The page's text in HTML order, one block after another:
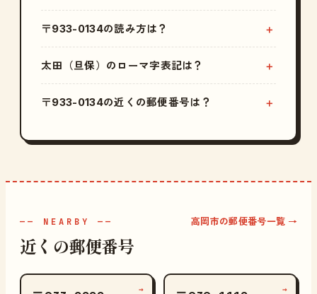
〒933-0134の読み方は？
太田（旦保）のローマ字表記は？
〒933-0134の近くの郵便番号は？
—— NEARBY ——
近くの郵便番号
高岡市の郵便番号一覧 →
→ →